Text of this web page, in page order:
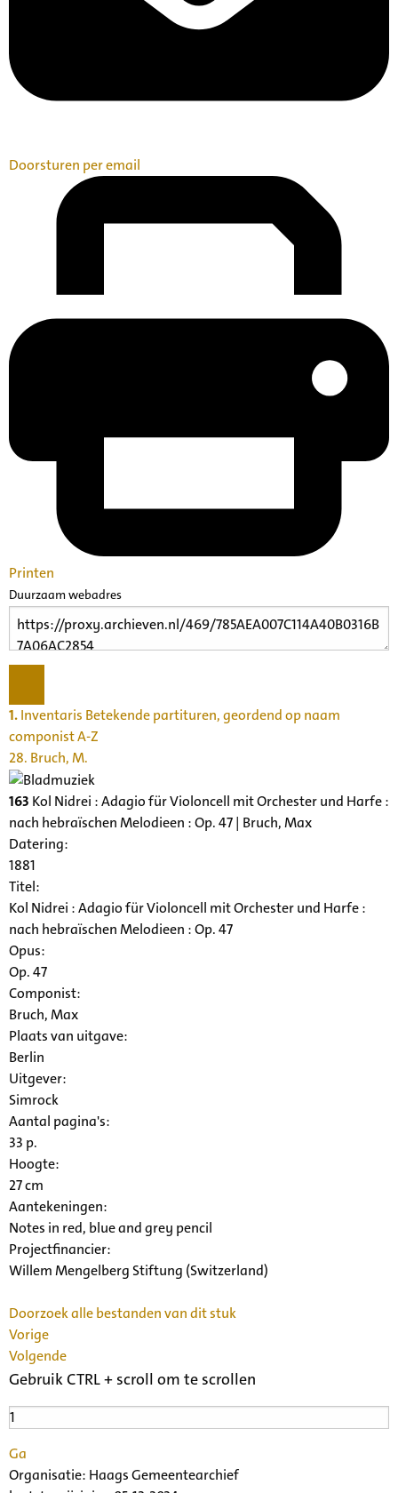
Doorsturen per email
Printen
Duurzaam webadres
1.Inventaris Betekende partituren, geordend op naam
componist A-Z
28. Bruch, M.
163 Kol Nidrei : Adagio für Violoncell mit Orchester und Harfe :
nach hebraïschen Melodieen : Op. 47 | Bruch, Max
Datering:
1881
Titel:
Kol Nidrei : Adagio für Violoncell mit Orchester und Harfe :
nach hebraïschen Melodieen : Op. 47
Opus:
Op. 47
Componist:
Bruch, Max
Plaats van uitgave:
Berlin
Uitgever:
Simrock
Aantal pagina's:
33 p.
Hoogte:
27 cm
Aantekeningen:
Notes in red, blue and grey pencil
Projectfinancier:
Willem Mengelberg Stiftung (Switzerland)
Doorzoek alle bestanden van dit stuk
Vorige
Volgende
Gebruik CTRL + scroll om te scrollen
Ga
Organisatie: Haags Gemeentearchief